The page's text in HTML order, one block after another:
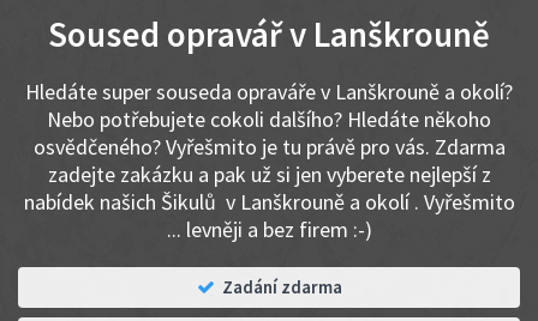
Soused opravář v Lanškrouně
Hledáte super souseda opraváře v Lanškrouně a okolí?
Nebo potřebujete cokoli dalšího? Hledáte někoho
osvědčeného? Vyřešmito je tu právě pro vás. Zdarma
zadejte zakázku a pak už si jen vyberete nejlepší z
nabídek našich Šikulů v Lanškrouně a okolí . Vyřešmito
... levněji a bez firem :-)
Zadání zdarma